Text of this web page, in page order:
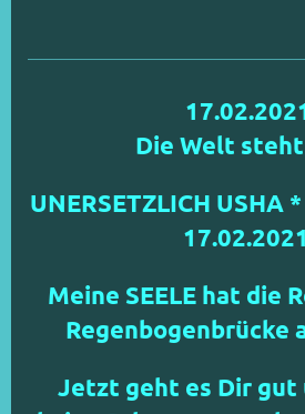
Die Welt
UNERSETZLICH USHA
17.02.2021
Meine SEELE hat die
Regenbogenbrücke
Jetzt geht es Dir gut